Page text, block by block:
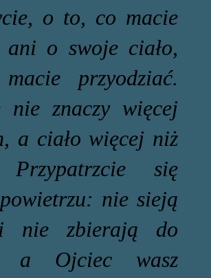
o to, co macie
o swoje ciało,
przyodziać.
nie znaczy więcej
a ciało więcej niż
Przypatrzcie się
nie sieją
nie zbierają do
a Ojciec wasz